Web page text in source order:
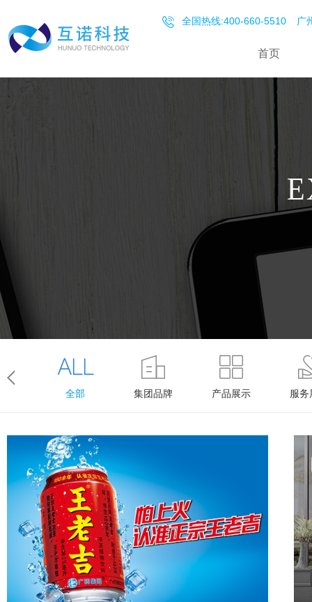
全国热线:400-660-5510 广
首页
全部 集团品牌 产品展示 服务